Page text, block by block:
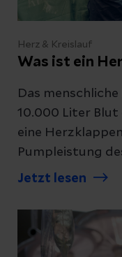
Herz & Kreislauf
Was ist ein
Das
10.000 Liter Blut
eine
Pumpleistung
heißt das für
Jetzt lesen